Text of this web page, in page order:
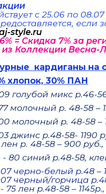
с 25.06 по
style.ru
= Скидка 7% за
Коллекции Весна-
кардиганы на
хлопок, 30% ПАН
голубой микс р.46-56
молочный р. 48-58 –
молочный р. 48-58 –
джинс р.48-58- 1190
р. 48-58 – 900 руб.,
- 80 синий р.48-58,
черно-белый р.48 –
черный/горчица
75 лен р.48-58 – 1145р.,